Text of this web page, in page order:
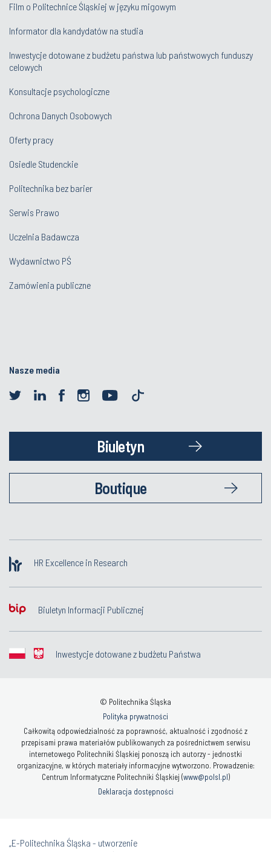
Film o Politechnice Śląskiej w języku migowym
Informator dla kandydatów na studia
Inwestycje dotowane z budżetu państwa lub państwowych funduszy
celowych
Konsultacje psychologiczne
Ochrona Danych Osobowych
Oferty pracy
Osiedle Studenckie
Politechnika bez barier
Serwis Prawo
Uczelnia Badawcza
Wydawnictwo PŚ
Zamówienia publiczne
Nasze media
Biuletyn
Boutique
HR Excellence in Research
Biuletyn Informacji Publicznej
Inwestycje dotowane z budżetu Państwa
© Politechnika Śląska
Polityka prywatności
Całkowitą odpowiedzialność za poprawność, aktualność i zgodność z
przepisami prawa materiałów publikowanych za pośrednictwem serwisu
internetowego Politechniki Śląskiej ponoszą ich autorzy - jednostki
organizacyjne, w których materiały informacyjne wytworzono. Prowadzenie:
Centrum Informatyczne Politechniki Śląskiej (www@polsl.pl)
Deklaracja dostępności
„E-Politechnika Śląska - utworzenie